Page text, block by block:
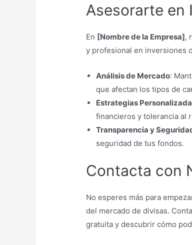
Asesorarte en
En [Nombre de la Empresa],
y profesional en inversiones
Análisis de Mercado:
que afectan los tipos de
Estrategias
financieros y tolerancia al
Transparencia y
seguridad de tus fondos.
Contacta con
No esperes más para
del mercado de divisas.
gratuita y descubrir cómo